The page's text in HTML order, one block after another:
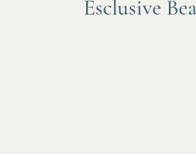
Esclusive